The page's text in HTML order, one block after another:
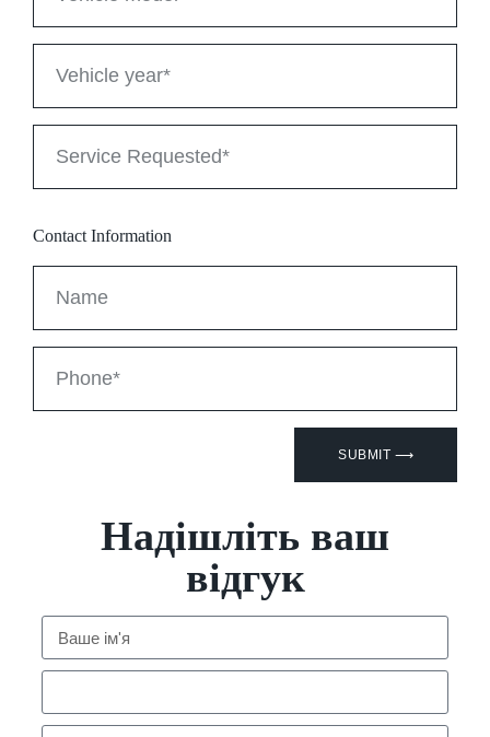
Contact Information
SUBMIT ⟶
Надішліть ваш
відгук